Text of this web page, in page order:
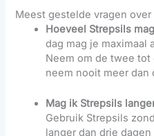
Meest gestelde vragen
Hoeveel Strepsils
dag mag je maximaal
Neem om de twee
neem nooit meer dan
Mag ik Strepsils
Gebruik Strepsils
langer dan drie